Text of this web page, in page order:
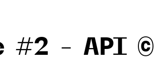
#2 – API ©